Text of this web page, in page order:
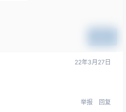
22年3月27日
举报 回复